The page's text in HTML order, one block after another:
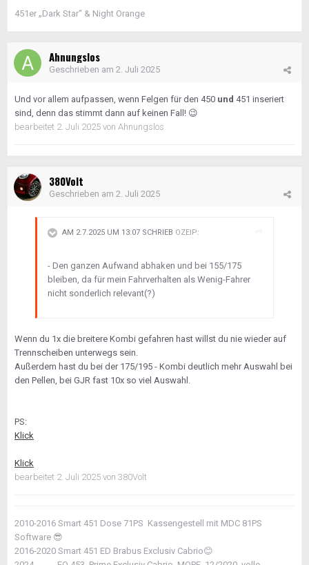
451er „Dark Star“ & Night Orange
Ahnungslos
Geschrieben am 2. Juli 2025
Und vor allem aufpassen, wenn Felgen für den 450 und 451 inseriert
sind, denn das stimmt dann auf keinen Fall! 😉
bearbeitet 2. Juli 2025 von Ahnungslos
380Volt
Geschrieben am 2. Juli 2025
AM 2.7.2025 UM 13:07 SCHRIEB OZEIP:
- Den ganzen Aufwand abhaken und bei 155/175
bleiben, da für mein Fahrverhalten als Wenig-Fahrer
nicht sonderlich relevant(?)
Wenn du 1x die breitere Kombi gefahren hast willst du nie wieder auf
Trennscheiben unterwegs sein.
Außerdem hast du bei der 175/195 - Kombi deutlich mehr Auswahl bei
den Pellen, bei GJR fast 10x so viel Auswahl.
PS:
Klick
Klick
bearbeitet 2. Juli 2025 von 380Volt
2010-2016 Smart 451 Dose 71PS Kassengestell mit MDC 81PS
Software 😎
2016-2020 Smart 451 ED Brabus Exclusiv Cabrio😊